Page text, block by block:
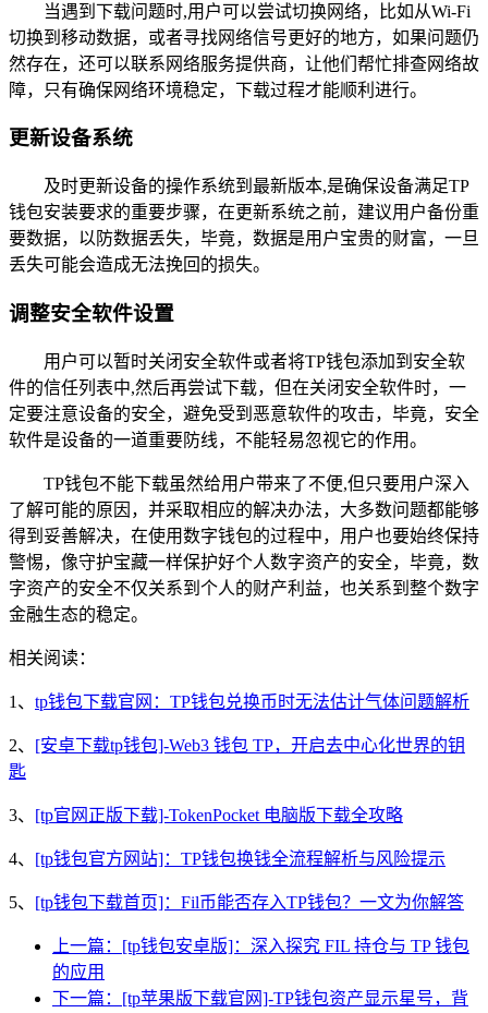
当遇到下载问题时,用户可以尝试切换网络，比如从Wi-Fi
切换到移动数据，或者寻找网络信号更好的地方，如果问题仍
然存在，还可以联系网络服务提供商，让他们帮忙排查网络故
障，只有确保网络环境稳定，下载过程才能顺利进行。
更新设备系统
及时更新设备的操作系统到最新版本,是确保设备满足TP
钱包安装要求的重要步骤，在更新系统之前，建议用户备份重
要数据，以防数据丢失，毕竟，数据是用户宝贵的财富，一旦
丢失可能会造成无法挽回的损失。
调整安全软件设置
用户可以暂时关闭安全软件或者将TP钱包添加到安全软
件的信任列表中,然后再尝试下载，但在关闭安全软件时，一
定要注意设备的安全，避免受到恶意软件的攻击，毕竟，安全
软件是设备的一道重要防线，不能轻易忽视它的作用。
TP钱包不能下载虽然给用户带来了不便,但只要用户深入
了解可能的原因，并采取相应的解决办法，大多数问题都能够
得到妥善解决，在使用数字钱包的过程中，用户也要始终保持
警惕，像守护宝藏一样保护好个人数字资产的安全，毕竟，数
字资产的安全不仅关系到个人的财产利益，也关系到整个数字
金融生态的稳定。
相关阅读：
1、 tp钱包下载官网：TP钱包兑换币时无法估计气体问题解析
2、 [安卓下载tp钱包]-Web3 钱包 TP，开启去中心化世界的钥
匙
3、 [tp官网正版下载]-TokenPocket 电脑版下载全攻略
4、 [tp钱包官方网站]：TP钱包换钱全流程解析与风险提示
5、 [tp钱包下载首页]：Fil币能否存入TP钱包？一文为你解答
上一篇：[tp钱包安卓版]：深入探究 FIL 持仓与 TP 钱包
的应用
下一篇：[tp苹果版下载官网]-TP钱包资产显示星号，背